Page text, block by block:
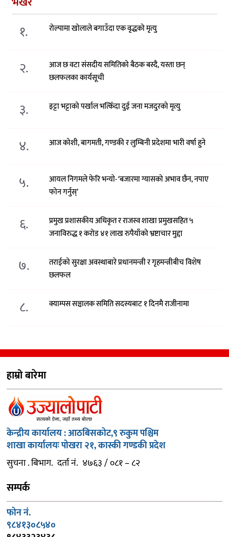
१. रोल्पामा खोलाले बगाउँदा एक वृद्धको मृत्यु
२.
आज छ वटा संसदीय समितिको बैठक बस्दै, यस्ता छन्
छलफलका कार्यसूची
३. इट्टा भट्टाको पर्खाल भत्किँदा दुई जना मजदुरको मृत्यु
४. आज कोशी, बागमती, गण्डकी र लुम्बिनी प्रदेशमा भारी वर्षा हुने
५.
आयल निगमले फेरि भन्याे- ‘बजारमा ग्यासको अभाव छैन, नपाए
फोन गर्नुस्’
६.
प्रमुख प्रशासकीय अधिकृत र राजस्व शाखा प्रमुखसहित ५
जनाविरुद्ध १ करोड ४१ लाख रुपैयाँको भ्रष्टाचार मुद्दा
७.
तराईको सुरक्षा अवस्थाबारे प्रधानमन्त्री र गृहमन्त्रीबीच विशेष
छलफल
८. क्याम्पस सञ्चालक समिति सदस्यबाट १ दिनमै राजीनामा
हाम्रो बारेमा
केन्द्रीय कार्यालय : आठबिसकोट,९ रुकुम पश्चिम
शाखा कार्यालयः पोखरा २१, कास्की गण्डकी प्रदेश
सुचना . बिभाग. दर्ता नं. ४७६३ / ०८१ – ८२
सम्पर्क
फोन नं.
९८४१३०८५४०